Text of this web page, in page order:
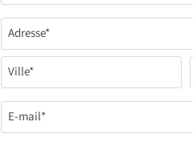
Address
(Nécessaire)
Email
(Nécessaire)